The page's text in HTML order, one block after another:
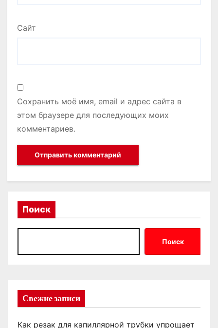
Сайт
Сохранить моё имя, email и адрес сайта в
этом браузере для последующих моих
комментариев.
Поиск
Поиск
Свежие записи
Как резак для капиллярной трубки упрощает